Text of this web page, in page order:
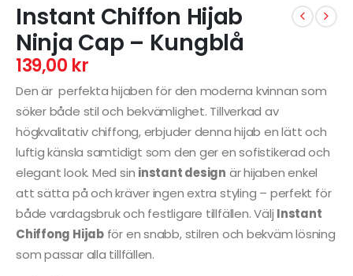
Instant Chiffon Hijab
Ninja Cap – Kungblå
139,00 kr
Den är perfekta hijaben för den moderna kvinnan som
söker både stil och bekvämlighet. Tillverkad av
högkvalitativ chiffong, erbjuder denna hijab en lätt och
luftig känsla samtidigt som den ger en sofistikerad och
elegant look. Med sin instant design är hijaben enkel
att sätta på och kräver ingen extra styling – perfekt för
både vardagsbruk och festligare tillfällen. Välj Instant
Chiffong Hijabför en snabb, stilren och bekväm lösning
som passar alla tillfällen.